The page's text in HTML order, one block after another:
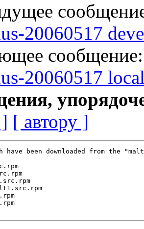
20060517
20060517
[ автору ]
been downloaded from the